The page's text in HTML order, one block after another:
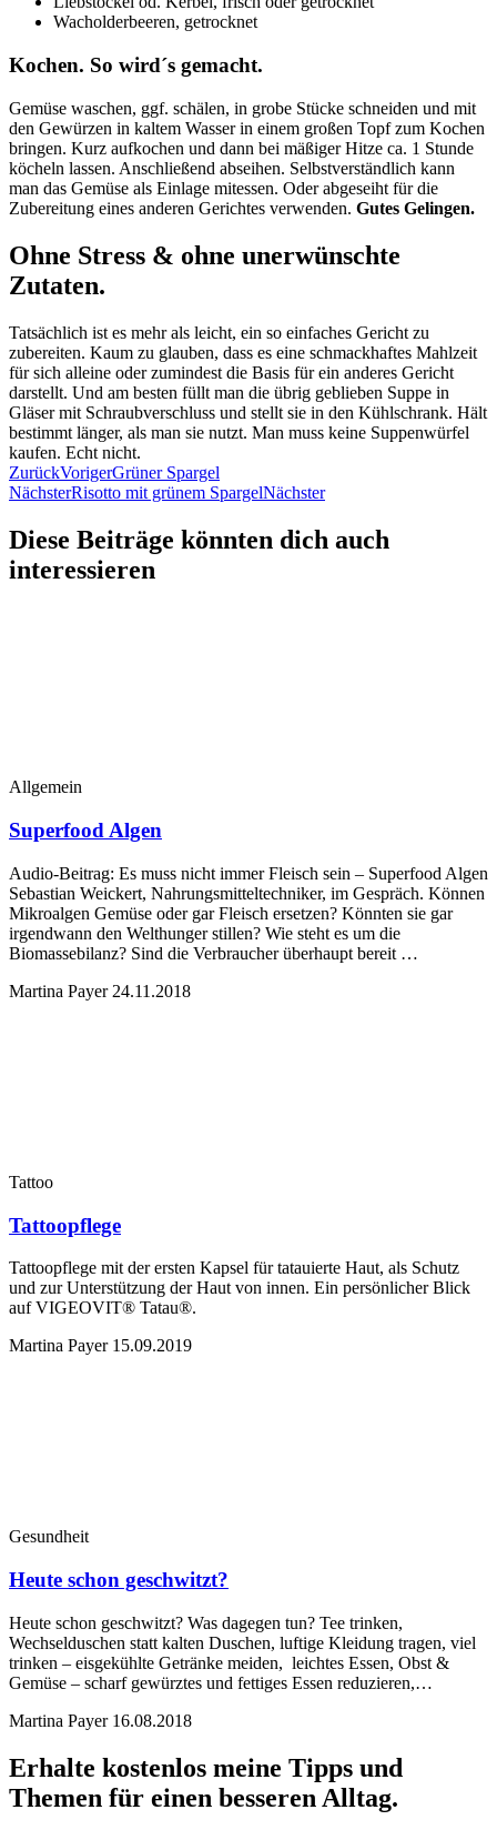
Wacholderbeeren, getrocknet
Kochen. So wird´s gemacht.
Gemüse waschen, ggf. schälen, in grobe Stücke schneiden und mit
den Gewürzen in kaltem Wasser in einem großen Topf zum Kochen
bringen. Kurz aufkochen und dann bei mäßiger Hitze ca. 1 Stunde
köcheln lassen. Anschließend abseihen. Selbstverständlich kann
man das Gemüse als Einlage mitessen. Oder abgeseiht für die
Zubereitung eines anderen Gerichtes verwenden. Gutes Gelingen.
Ohne Stress & ohne unerwünschte
Zutaten.
Tatsächlich ist es mehr als leicht, ein so einfaches Gericht zu
zubereiten. Kaum zu glauben, dass es eine schmackhaftes Mahlzeit
für sich alleine oder zumindest die Basis für ein anderes Gericht
darstellt. Und am besten füllt man die übrig geblieben Suppe in
Gläser mit Schraubverschluss und stellt sie in den Kühlschrank. Hält
bestimmt länger, als man sie nutzt. Man muss keine Suppenwürfel
kaufen. Echt nicht.
ZurückVorigerGrüner Spargel
NächsterRisotto mit grünem SpargelNächster
Diese Beiträge könnten dich auch
interessieren
Allgemein
Superfood Algen
Audio-Beitrag: Es muss nicht immer Fleisch sein – Superfood Algen
Sebastian Weickert, Nahrungsmitteltechniker, im Gespräch. Können
Mikroalgen Gemüse oder gar Fleisch ersetzen? Könnten sie gar
irgendwann den Welthunger stillen? Wie steht es um die
Biomassebilanz? Sind die Verbraucher überhaupt bereit …
Martina Payer 24.11.2018
Tattoo
Tattoopflege
Tattoopflege mit der ersten Kapsel für tatauierte Haut, als Schutz
und zur Unterstützung der Haut von innen. Ein persönlicher Blick
auf VIGEOVIT® Tatau®.
Martina Payer 15.09.2019
Gesundheit
Heute schon geschwitzt?
Heute schon geschwitzt? Was dagegen tun? Tee trinken,
Wechselduschen statt kalten Duschen, luftige Kleidung tragen, viel
trinken – eisgekühlte Getränke meiden, leichtes Essen, Obst &
Gemüse – scharf gewürztes und fettiges Essen reduzieren,…
Martina Payer 16.08.2018
Erhalte kostenlos meine Tipps und
Themen für einen besseren Alltag.